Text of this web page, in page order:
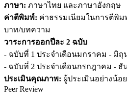
ภาษา: ภาษาไทย และภาษาอังกฤษ
ค่าตีพิมพ์: ค่าธรรมเนียมในการตีพิม
บาท/บทความ
วาระการออกปีละ 2 ฉบับ
- ฉบับที่ 1 ประจำเดือนมกราคม - มิถุน
- ฉบับที่ 2 ประจำเดือนกรกฎาคม - ธัน
ประเมินคุณภาพ: ผู้ประเมินอย่างน้อ
Peer Review